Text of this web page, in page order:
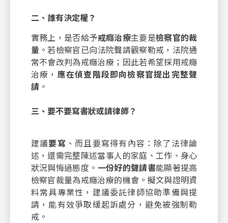
二、誰有決定權？
實務上，是否給予戒癮治療主要是檢察官的裁
量 。若檢察官已向法院聲請觀察勒戒，法院通
常不會改判為戒癮治療；因此若希望採用戒癮
治療， 應在偵查階段即向檢察官提出完整聲
請。
三、要不要寫書狀或請律師？
建議要寫 、而且要寫得有內容：除了法律論
述，還需完整陳述當事人的家庭、工作、身心
狀況與悔過態度。 一份好的聲請書能顯著提高
檢察官裁量為戒癮治療的機會。擬文與證明資
料常具專業性，建議委託律師協助準備與提
請，能有效爭取緩起訴處分，避免被強制勒
戒。